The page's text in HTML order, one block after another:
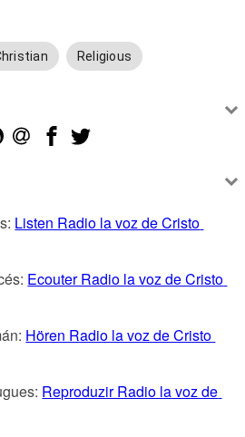
Religious
Listen Radio la voz de Cristo
Ecouter Radio la voz de Cristo
Hören Radio la voz de Cristo
Reproduzir Radio la voz de